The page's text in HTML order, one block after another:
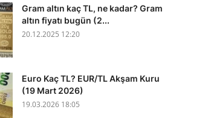
Gram altın kaç TL, ne kadar? Gram
altın fiyatı bugün (2...
20.12.2025 12:20
Euro Kaç TL? EUR/TL Akşam Kuru
(19 Mart 2026)
19.03.2026 18:05